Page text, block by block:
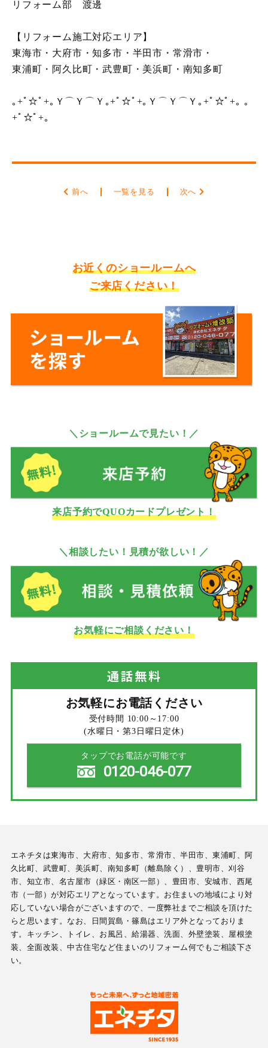
リフォーム部 渡邊
【リフォーム施工対応エリア】
東海市・大府市・知多市・半田市・常滑市・
東浦町・阿久比町・武豊町・美浜町・南知多町
｡+ﾟ☆ﾟ+｡Ｙ⌒Ｙ⌒Ｙ｡+ﾟ☆ﾟ+｡Ｙ⌒Ｙ⌒Ｙ｡+ﾟ☆ﾟ+｡ ｡
+ﾟ☆ﾟ+｡
前へ 一覧を見る 次へ
お近くのショールームへ
ご来店ください！
＼ショールームで見たい！／
来店予約でQUOカードプレゼント！
＼相談したい！見積が欲しい！／
お気軽にご相談ください！
通話無料
お気軽にお電話ください
受付時間 10:00～17:00
(水曜日・第3日曜日定休)
タップでお電話が可能です
0120-046-077
エネチタは東海市、大府市、知多市、常滑市、半田市、東浦町、阿
久比町、武豊町、美浜町、南知多町（離島除く）、豊明市、刈谷
市、知立市、名古屋市（緑区・南区一部）、豊田市、安城市、西尾
市（一部）が対応エリアとなっています。お住まいの地域により対
応していない場合がございますので、一度弊社までご相談を頂けた
らと思います。なお、日間賀島・篠島はエリア外となっておりま
す。キッチン、トイレ、お風呂、給湯器、洗面、外壁塗装、屋根塗
装、全面改装、中古住宅など住まいのリフォーム何でもご相談下さ
い。